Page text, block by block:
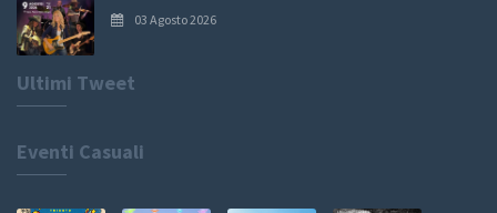
03 Agosto 2026
Ultimi Tweet
Eventi Casuali